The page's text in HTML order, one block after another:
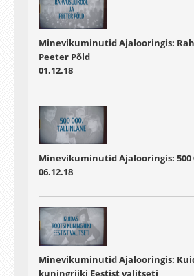
Minevikuminutid Ajalooringis:
Peeter Põld
01.12.18
Minevikuminutid Ajalooringis: 500
06.12.18
Minevikuminutid Ajalooringis: